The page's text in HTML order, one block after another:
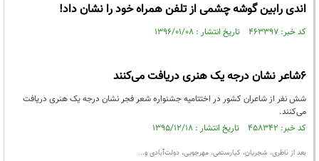
اندی رابین گوشه چشمی از تلفن همراه خود را نشان داد!
کد خبر: ۴۶۳۳۹۷ تاریخ انتشار : ۱۳۹۶/۰۱/۰۸
6شاعر نشان درجه یک هنری دریافت می‌کنند
شش نفر از شاعران کشور در اختتامیه جشنواره شعر فجر نشان درجه یک هنری دریافت
می‌کنند.
کد خبر: ۴۵۸۳۴۲ تاریخ انتشار : ۱۳۹۵/۱۲/۱۸
بعد از ناظری، شجریان، کیارستمی، مهرجویی، دولت‌آبادی و...